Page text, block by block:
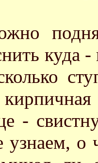
куда -
-
узнаем, о